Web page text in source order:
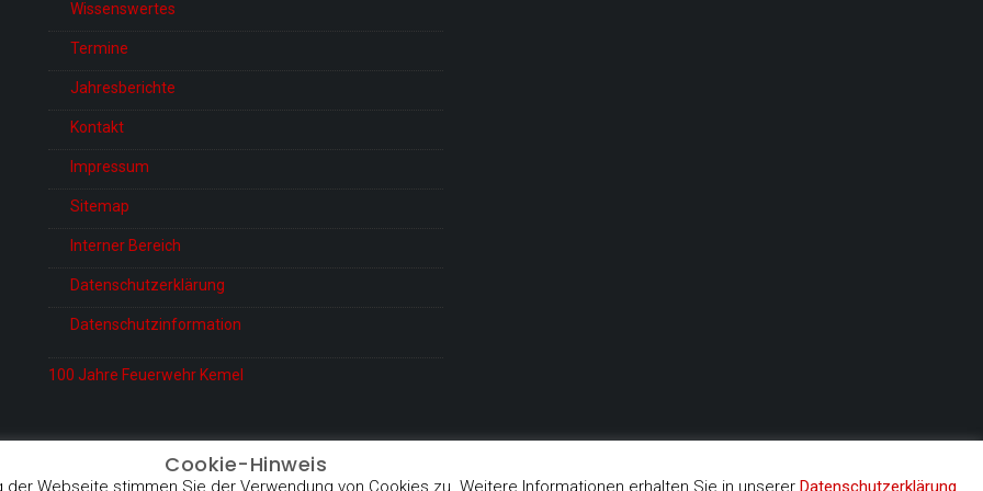
Wissenswertes
Termine
Jahresberichte
Kontakt
Impressum
Sitemap
Interner Bereich
Datenschutzerklärung
Datenschutzinformation
100 Jahre Feuerwehr Kemel
Cookie-Hinweis
Webseite stimmen Sie der Verwendung von Cookies zu. Weitere Informationen erhalten Sie in unserer Datenschutzerklärung